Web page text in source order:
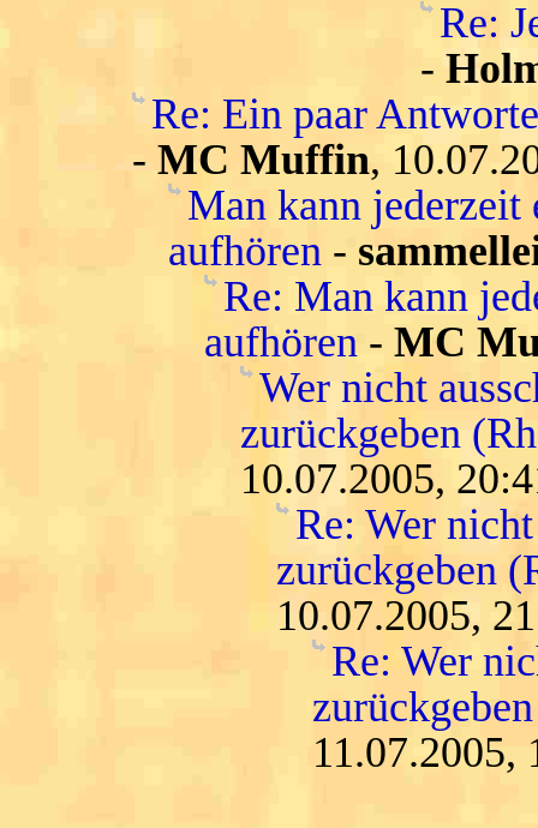
Re:
-
Re: Ein paar
- MC Muffin,
Man kann
aufhören -
Re: Man kann
aufhören - MC
Wer nicht
zurückgeben
10.07.2005,
Re: Wer
zurückgeben
10.07.2005,
Re: Wer
11.07.2005,